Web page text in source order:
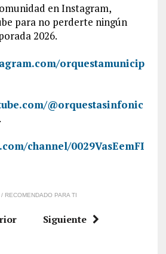
en Instagram,
para no perderte ningún
2026.
orquestamunicip
@orquestasinfonic
channel/0029VasEemFI
RECOMENDADO PARA TI
Siguiente